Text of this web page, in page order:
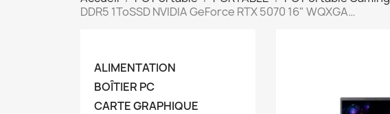
DDR5 1ToSSD NVIDIA GeForce RTX 5070 16" WQXGA…
ALIMENTATION
BOÎTIER PC
CARTE GRAPHIQUE